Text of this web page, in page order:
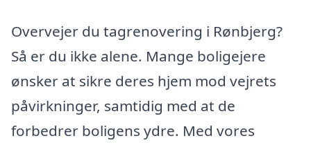
Overvejer du tagrenovering i Rønbjerg?
Så er du ikke alene. Mange boligejere
ønsker at sikre deres hjem mod vejrets
påvirkninger, samtidig med at de
forbedrer boligens ydre. Med vores